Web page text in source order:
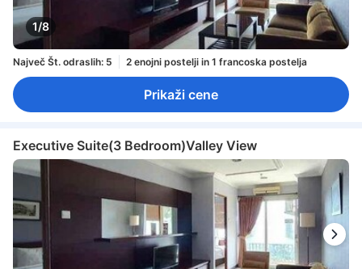
1/8
Največ Št. odraslih: 5 2 enojni postelji in 1 francoska postelja
Prikaži cene
Executive Suite(3 Bedroom)Valley View